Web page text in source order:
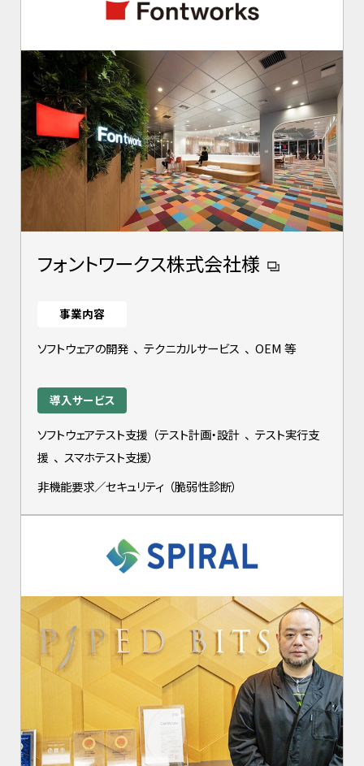
フォントワークス株式会社様
事業内容
ソフトウェアの開発 、 テクニカルサービス 、 OEM 等
導入サービス
ソフトウェアテスト支援 （テスト計画・設計 、 テスト実行支
援 、 スマホテスト支援）
非機能要求／セキュリティ （脆弱性診断）